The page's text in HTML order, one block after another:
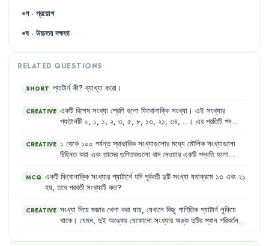
গ · প্রয়োগ
ঘ · উচ্চতর দক্ষতা
RELATED QUESTIONS
SHORT প্যাটার্ন কী? ব্যাখ্যা করো ।
CREATIVE একটি বিশেষ সংখ্যা শ্রেণি হলো ফিবোনাক্কি সংখ্যা । এই সংখ্যার
প্যাটার্নটি ০, ১, ১, ২, ৩, ৫, ৮, ১৩, ২১, ৩৪, ... । এর প্রতিটি পদ
CREATIVE ১ থেকে ১০০ পর্যন্ত স্বাভাবিক সংখ্যাগুলোর মধ্যে মৌলিক সংখ্যাগুলো
চিহ্নিত করা এবং তাদের গুণিতকগুলো বাদ দেওয়ার একটি পদ্ধতি হলো
বিশেষ প্যাটার্ন অনুসরণ করে।
MCQ একটি ফিবোনাক্কি সংখ্যার প্যাটার্নে যদি পূর্ববর্তী দুটি সংখ্যা যথাক্রমে ১৩ এবং ২১
হয়, তবে পরবর্তী সংখ্যাটি কত?
CREATIVE সংখ্যা নিয়ে মজার খেলা করা যায়, যেখানে কিছু গাণিতিক প্যাটার্ন লুকিয়ে
থাকে। যেমন, দুই অঙ্কের যেকোনো সংখ্যার অঙ্ক দুটির স্থান পরিবর্তন
দ্বারা বিভাজ্য হয়।